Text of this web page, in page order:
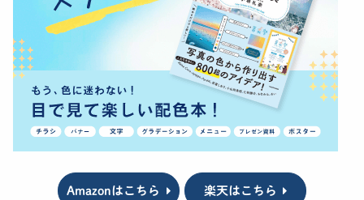
Amazonはこちら 楽天はこちら